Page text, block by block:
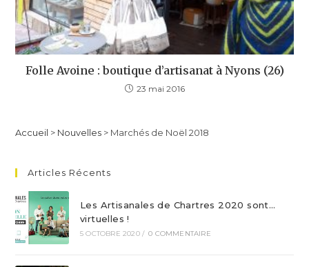
Folle Avoine : boutique d’artisanat à Nyons (26)
23 mai 2016
Accueil > Nouvelles > Marchés de Noël 2018
Articles Récents
Les Artisanales de Chartres 2020 sont…
virtuelles !
5 OCTOBRE 2020 / 0 COMMENTAIRE